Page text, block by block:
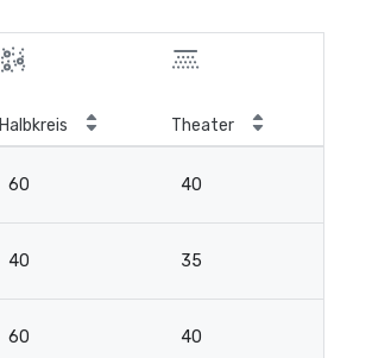
Halbkreis Theater
60 40
40 35
60 40